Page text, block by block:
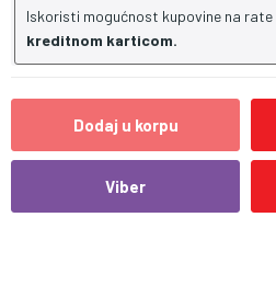
Iskoristi mogućnost kupovine na rate
kreditnom karticom.
Dodaj u korpu
Viber